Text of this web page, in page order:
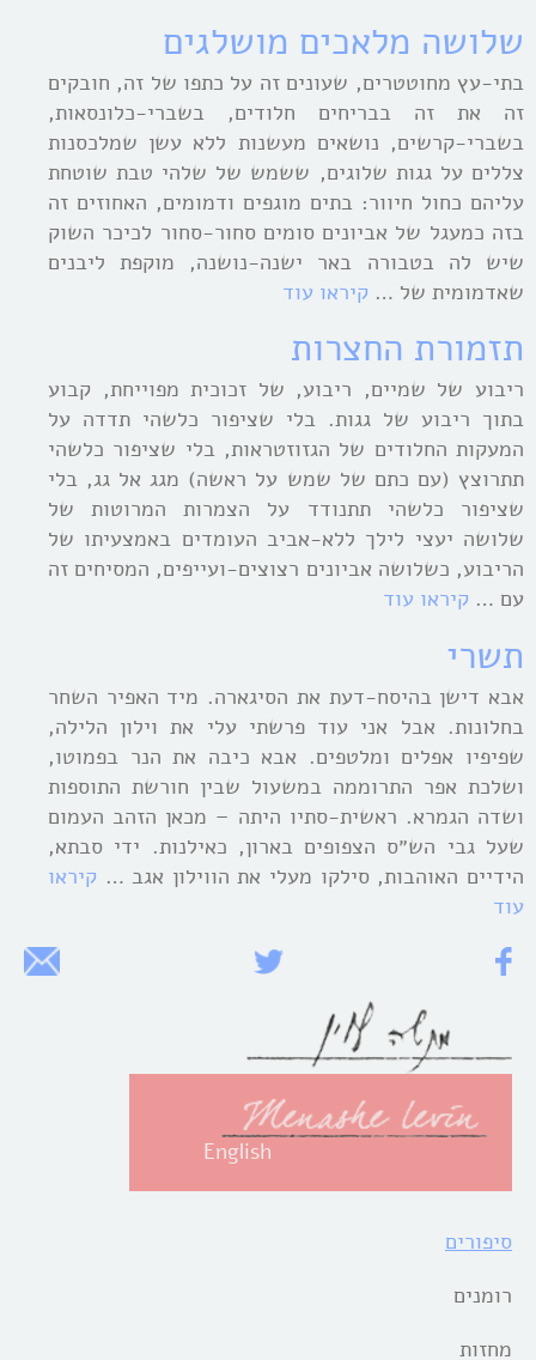
שלושה מלאכים מושלגים
בתי-עץ מחוטטרים, שעונים זה על כתפו של זה, חובקים
זה את זה בבריחים חלודים, בשברי-כלונסאות,
בשברי-קרשים, נושאים מעשנות ללא עשן שמלכסנות
צללים על גגות שלוגים, ששמש של שלהי טבת שוטחת
עליהם כחול חיוור: בתים מוגפים ודמומים, האחוזים זה
בזה כמעגל של אביונים סומים סחור-סחור לכיכר השוק
שיש לה בטבורה באר ישנה-נושנה, מוקפת ליבנים
שאדמומית של … קיראו עוד
תזמורת החצרות
ריבוע של שמיים, ריבוע, של זכוכית מפוייחת, קבוע
בתוך ריבוע של גגות. בלי שציפור כלשהי תדדה על
המעקות החלודים של הגזוזטראות, בלי שציפור כלשהי
תתרוצץ (עם כתם של שמש על ראשה) מגג אל גג, בלי
שציפור כלשהי תתנודד על הצמרות המרוטות של
שלושה יעצי לילך ללא-אביב העומדים באמצעיתו של
הריבוע, כשלושה אביונים רצוצים-ועייפים, המסיחים זה
עם … קיראו עוד
תשרי
אבא דישן בהיסח-דעת את הסיגארה. מיד האפיר השחר
בחלונות. אבל אני עוד פרשתי עלי את וילון הלילה,
שפיפיו אפלים ומלטפים. אבא כיבה את הנר בפמוטו,
ושלכת אפר התרוממה במשעול שבין חורשת התוספות
ושדה הגמרא. ראשית-סתיו היתה – מכאן הזהב העמום
שעל גבי הש״ס הצפופים בארון, כאילנות. ידי סבתא,
הידיים האוהבות, סילקו מעלי את הווילון אגב … קיראו
עוד
English
סיפורים
רומנים
מחזות